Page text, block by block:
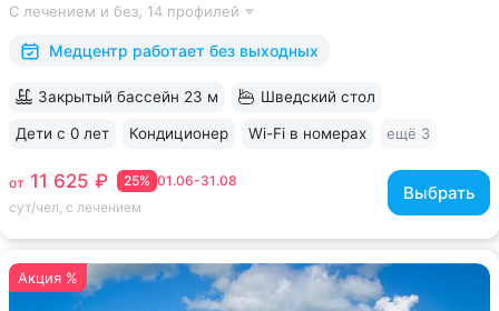
Бесплатное посещение включено во все виды путёвок •
Трёхразовое питание...
С лечением и без, 14 профилей
Медцентр работает без выходных
01.06-31.08
25%
от 11 625 ₽
сут/чел, с лечением
Выбрать
Закрытый бассейн 23 м Шведский стол
Дети с 0 лет Кондиционер Wi-Fi в номерах ещё 3
Акция %